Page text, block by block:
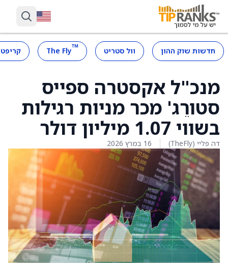
חדשות שוק ההון וול סטריט ™
The Fly
מנכ"ל אקסטרה ספייס
סטורֵג' מכר מניות רגילות
בשווי 1.07 מיליון דולר
דה פליי (TheFly) 16 במרץ 2026